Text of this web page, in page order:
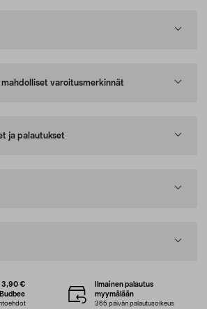
varoitusmerkinnät
ja palautukset
3,90 €
Ilmainen palautus
myymälään
365 päivän palautusoikeus